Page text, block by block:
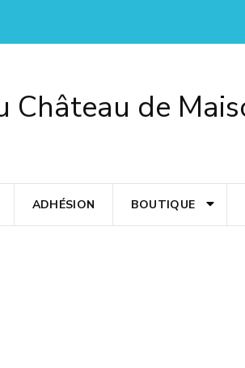
Château de
ADHÉSION BOUTIQUE